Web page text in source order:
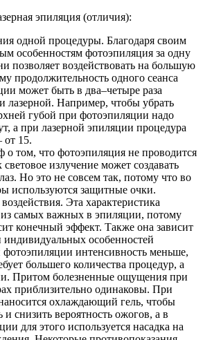
эпиляция (отличия):
одной процедуры. Благодаря своим
особенностям фотоэпиляция за одну
позволяет воздействовать на большую
продолжительность одного сеанса
может быть в два–четыре раза
лазерной. Например, чтобы убрать
губой при фотоэпиляции надо
а при лазерной эпиляции процедура
от 15.
о том, что фотоэпиляция не проводится
световое излучение может создавать
Но это не совсем так, потому что во
используются защитные очки.
Эта характеристика
из самых важных в эпиляции, потому
конечный эффект. Также она зависит
индивидуальных особенностей
интенсивность меньше,
большего количества процедур, а
Притом болезненные ощущения при
приблизительно одинаковы. При
охлаждающий гель, чтобы
снизить вероятность ожогов, а в
для этого используется насадка на